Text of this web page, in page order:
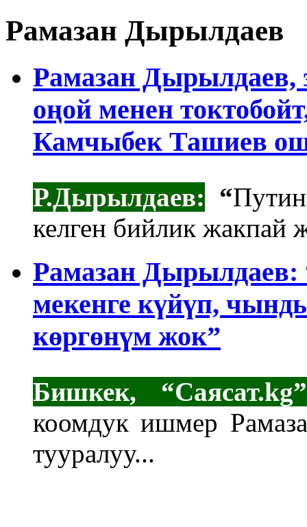
Рамазан Дырылдаев
Рамазан Дырылдаев,
оңой менен
Камчыбек Ташиев
Р.Дырылдаев: “
келген бийлик жакпай
Рамазан
мекенге күйүп,
көргөнүм жок”
Бишкек,
коомдук ишмер
тууралуу...